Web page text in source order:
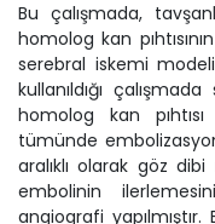
Bu çalışmada,
homolog kan
serebral iskemi
kullanıldığı
homolog kan
tümünde
aralıklı olarak göz
embolinin
angiografi